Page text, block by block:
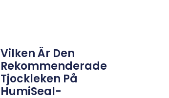
Vilken Är Den
Rekommenderade
Tjockleken På
HumiSeal-